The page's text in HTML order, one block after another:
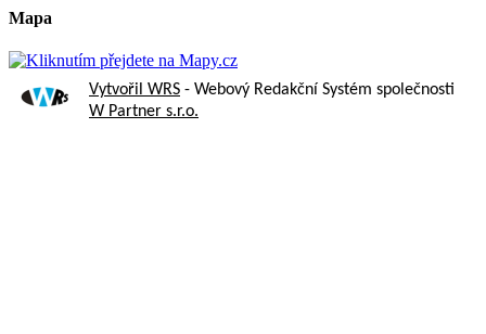
Mapa
Vytvořil WRS - Webový Redakční Systém společnosti
W Partner s.r.o.